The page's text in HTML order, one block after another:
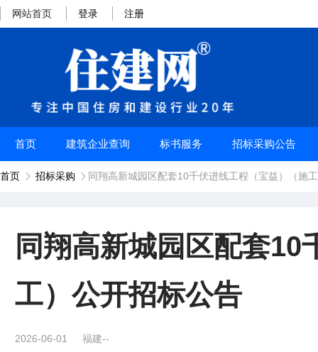
网站首页 登录 注册
首页 建筑企业查询 标书服务 招标采购公告
首页  招标采购  同翔高新城园区配套10千伏进线工程（宝益）（施
同翔高新城园区配套10
工）公开招标公告
2026-06-01 福建--